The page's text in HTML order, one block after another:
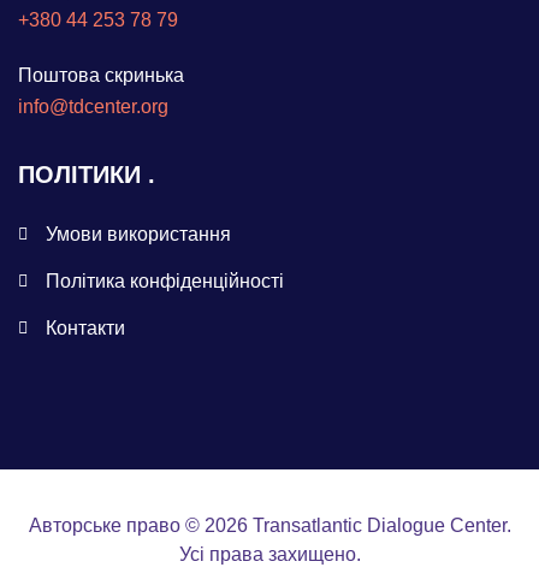
+380 44 253 78 79
Поштова скринька
info@tdcenter.org
ПОЛІТИКИ
Умови використання
Політика конфіденційності
Контакти
Авторське право © 2026 Transatlantic Dialogue Center.
Усі права захищено.